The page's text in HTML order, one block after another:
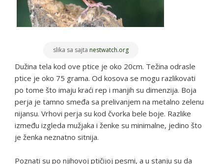
slika sa sajta nestwatch.org
Dužina tela kod ove ptice je oko 20cm. Težina odrasle
ptice je oko 75 grama. Od kosova se mogu razlikovati
po tome što imaju kraći rep i manjih su dimenzija. Boja
perja je tamno smeđa sa prelivanjem na metalno zelenu
nijansu. Vrhovi perja su kod čvorka bele boje. Razlike
između izgleda mužjaka i ženke su minimalne, jedino što
je ženka neznatno sitnija.
Poznati su po njihovoj ptičijoj pesmi, a u stanju su da